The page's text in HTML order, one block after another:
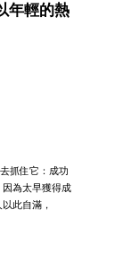
年輕的熱
抓住它：成功
為太早獲得成
此自滿，